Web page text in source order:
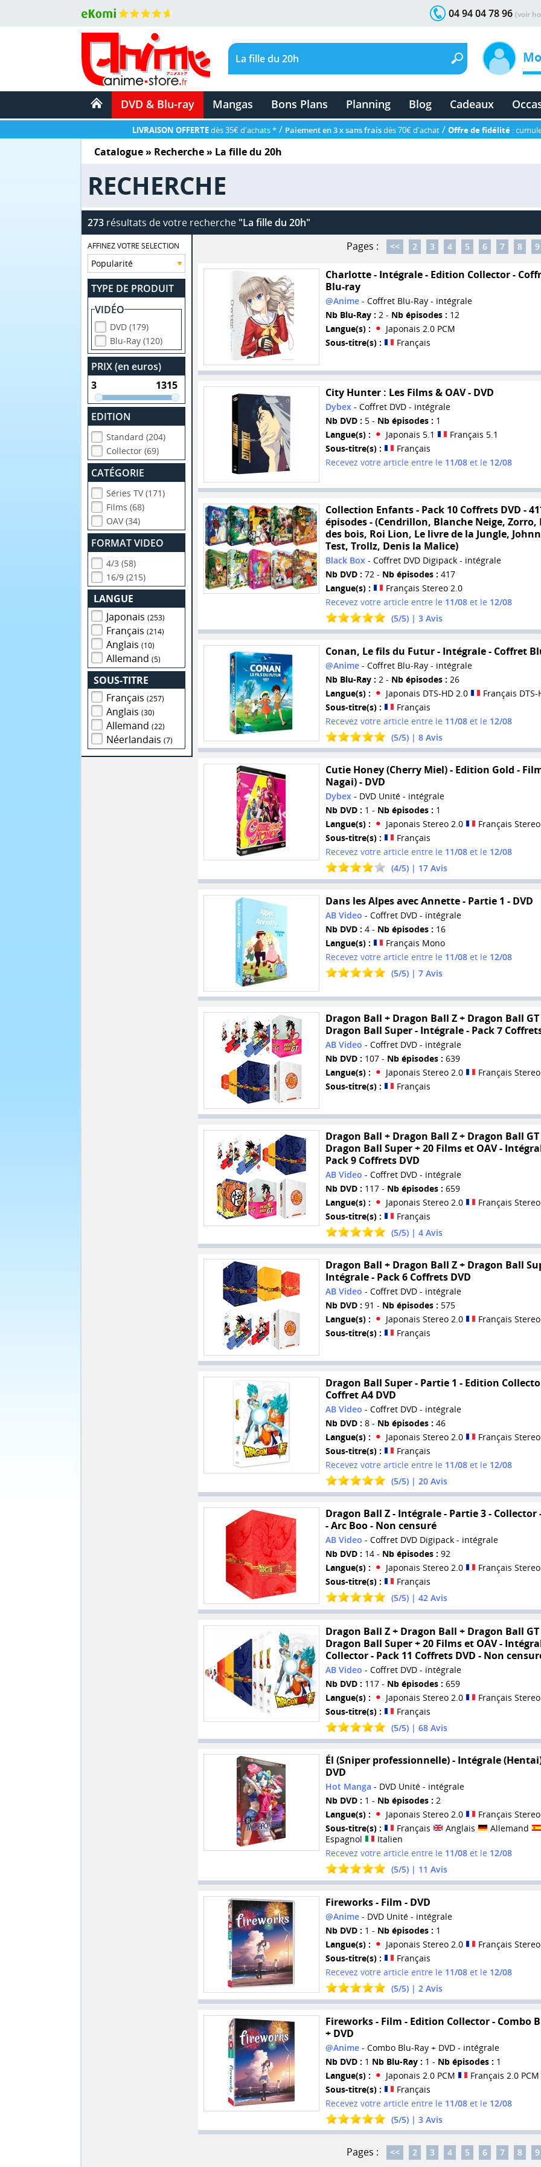
04 94 04 78 96 (voir
DVD & Blu-ray Mangas Bons Plans Planning Blog Cadeaux
LIVRAISON OFFERTEdès 35€ d'achats * / Paiement en 3 x sans fraisdès 70€ d'achat / Offre de fidélité :
Catalogue» Recherche » La fille du 20h
RECHERCHE
273résultats de votre recherche "La fille du 20h"
AFFINEZ VOTRE SELECTION
TYPE DE PRODUIT
VIDÉO
DVD (179)
Blu-Ray (120)
PRIX (en euros)
EDITION
Standard (204)
Collector (69)
CATÉGORIE
Séries TV (171)
Films (68)
OAV (34)
FORMAT VIDEO
4/3 (58)
16/9 (215)
LANGUE
Japonais(253)
Français(214)
Anglais(10)
Allemand(5)
SOUS-TITRE
Français(257)
Anglais(30)
Allemand(22)
Néerlandais(7)
Pages : << 2 3 4 5 6 7 8 9
Charlotte - Intégrale - Edition Collector -
Blu-ray
@Anime- Coffret Blu-Ray - intégrale
Nb Blu-Ray : 2 - Nb épisodes : 12
Langue(s) :
Japonais 2.0 PCM
Sous-titre(s) :
Français
City Hunter : Les Films & OAV - DVD
Dybex - Coffret DVD - intégrale
Nb DVD : 5 - Nb épisodes : 1
Langue(s) :
Japonais 5.1
Français 5.1
Sous-titre(s) :
Français
Recevez votre article entre le 11/08et le 12/08
Collection Enfants - Pack 10 Coffrets DVD -
épisodes - (Cendrillon, Blanche Neige, Zorro,
des bois, Roi Lion, Le livre de la Jungle,
Test, Trollz, Denis la Malice)
Black Box- Coffret DVD Digipack - intégrale
Nb DVD : 72 - Nb épisodes : 417
Langue(s) :
Français Stereo 2.0
Recevez votre article entre le 11/08et le 12/08
(5/5) | 3Avis
Conan, Le fils du Futur - Intégrale - Coffret
@Anime- Coffret Blu-Ray - intégrale
Nb Blu-Ray : 2 - Nb épisodes : 26
Langue(s) :
Japonais DTS-HD 2.0
Français DTS-
Sous-titre(s) :
Français
Recevez votre article entre le 11/08et le 12/08
(5/5) | 8Avis
Cutie Honey (Cherry Miel) - Edition Gold -
Nagai) - DVD
Dybex- DVD Unité - intégrale
Nb DVD : 1 - Nb épisodes : 1
Langue(s) :
Japonais Stereo 2.0
Français
Sous-titre(s) :
Français
Recevez votre article entre le 11/08et le 12/08
(4/5) | 17Avis
Dans les Alpes avec Annette - Partie 1 - DVD
AB Video - Coffret DVD - intégrale
Nb DVD : 4 - Nb épisodes : 16
Langue(s) :
Français Mono
Recevez votre article entre le 11/08et le 12/08
(5/5) | 7Avis
Dragon Ball + Dragon Ball Z + Dragon Ball GT
Dragon Ball Super - Intégrale - Pack 7
AB Video - Coffret DVD - intégrale
Nb DVD : 107 - Nb épisodes : 639
Langue(s) :
Japonais Stereo 2.0
Français
Sous-titre(s) :
Français
Dragon Ball + Dragon Ball Z + Dragon Ball GT
Dragon Ball Super + 20 Films et OAV -
Pack 9 Coffrets DVD
AB Video - Coffret DVD - intégrale
Nb DVD : 117 - Nb épisodes : 659
Langue(s) :
Japonais Stereo 2.0
Français
Sous-titre(s) :
Français
(5/5) | 4Avis
Dragon Ball + Dragon Ball Z + Dragon Ball
Intégrale - Pack 6 Coffrets DVD
AB Video - Coffret DVD - intégrale
Nb DVD : 91 - Nb épisodes : 575
Langue(s) :
Japonais Stereo 2.0
Français
Sous-titre(s) :
Français
Dragon Ball Super - Partie 1 - Edition
Coffret A4 DVD
AB Video - Coffret DVD - intégrale
Nb DVD : 8 - Nb épisodes : 46
Langue(s) :
Japonais Stereo 2.0
Français
Sous-titre(s) :
Français
Recevez votre article entre le 11/08et le 12/08
(5/5) | 20Avis
Dragon Ball Z - Intégrale - Partie 3 - Collector
- Arc Boo - Non censuré
AB Video - Coffret DVD Digipack - intégrale
Nb DVD : 14 - Nb épisodes : 92
Langue(s) :
Japonais Stereo 2.0
Français
Sous-titre(s) :
Français
(5/5) | 42Avis
Dragon Ball Z + Dragon Ball + Dragon Ball GT
Dragon Ball Super + 20 Films et OAV -
Collector - Pack 11 Coffrets DVD - Non
AB Video - Coffret DVD - intégrale
Nb DVD : 117 - Nb épisodes : 659
Langue(s) :
Japonais Stereo 2.0
Français
Sous-titre(s) :
Français
(5/5) | 68Avis
Él (Sniper professionnelle) - Intégrale
DVD
Hot Manga - DVD Unité - intégrale
Nb DVD : 1 - Nb épisodes : 2
Langue(s) :
Japonais Stereo 2.0
Français
Sous-titre(s) :
Français Anglais
Allemand
Espagnol
Italien
Recevez votre article entre le 11/08et le 12/08
(5/5) | 11 Avis
Fireworks - Film - DVD
@Anime- DVD Unité - intégrale
Nb DVD : 1 - Nb épisodes : 1
Langue(s) :
Japonais Stereo 2.0
Français
Sous-titre(s) :
Français
Recevez votre article entre le 11/08et le 12/08
(5/5) | 2Avis
Fireworks - Film - Edition Collector - Combo
+ DVD
@Anime- Combo Blu-Ray + DVD - intégrale
Nb DVD : 1 Nb Blu-Ray : 1 - Nb épisodes : 1
Langue(s) :
Japonais 2.0 PCM
Français 2.0 PCM
Sous-titre(s) :
Français
Recevez votre article entre le 11/08et le 12/08
(5/5) | 3Avis
Pages : << 2 3 4 5 6 7 8 9